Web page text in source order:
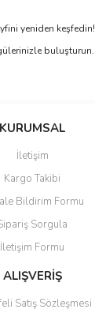
yeniden keşfedin!
buluşturun.
ilk yorumu siz yapın!
veya
bilgiler bulunuyor.
bulunuyor.
daha pahalı.
olmalı.
KURUMSAL
İletişim
Kargo Takibi
Bildirim Formu
Sorgula
İletişim Formu
ALIŞVERİŞ
Satış Sözleşmesi